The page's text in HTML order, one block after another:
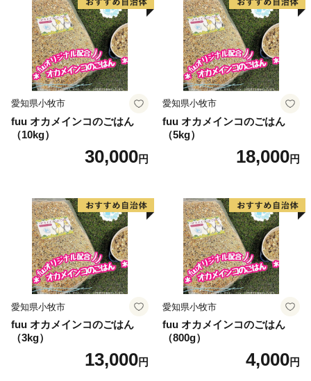
愛知県小牧市
fuu オカメインコのごはん
（10kg）
30,000円
愛知県小牧市
fuu オカメインコのごはん
（5kg）
18,000円
愛知県小牧市
fuu オカメインコのごはん
（3kg）
13,000円
愛知県小牧市
fuu オカメインコのごはん
（800g）
4,000円